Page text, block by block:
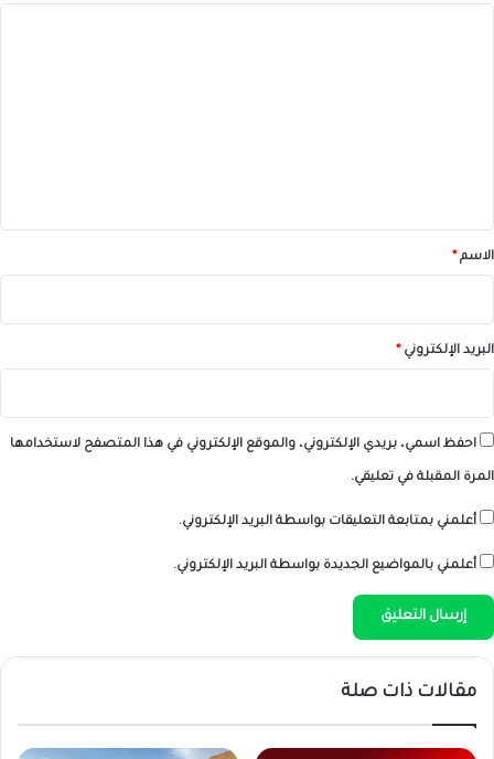
*الاسم*
البريد الإلكتروني*
احفظ اسمي، بريدي الإلكتروني، والموقع الإلكتروني في هذا المتصفح لاستخدامها
المرة المقبلة في تعليقي.
أعلمني بمتابعة التعليقات بواسطة البريد الإلكتروني.
أعلمني بالمواضيع الجديدة بواسطة البريد الإلكتروني.
مقالات ذات صلة